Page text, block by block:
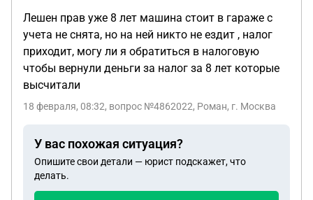
Лешен прав уже 8 лет машина стоит в гараже с
учета не снята, но на ней никто не ездит , налог
приходит, могу ли я обратиться в налоговую
чтобы вернули деньги за налог за 8 лет которые
высчитали
18 февраля, 08:32, вопрос №4862022, Роман, г. Москва
У вас похожая ситуация?
Опишите свои детали — юрист подскажет, что
делать.